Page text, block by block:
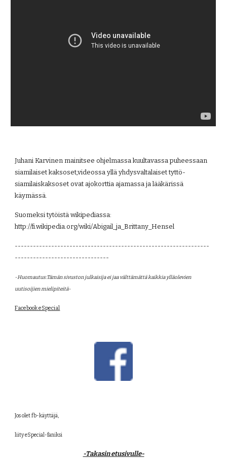
Juhani Karvinen mainitsee ohjelmassa kuultavassa puheessaan
siamilaiset kaksoset,videossa yllä yhdysvaltalaiset tyttö-
siamilaiskaksoset ovat ajokorttia ajamassa ja lääkärissä
käymässä.
Suomeksi tytöistä wikipediassa:
http://fi.wikipedia.org/wiki/Abigail_ja_Brittany_Hensel
----------------------------------------------------------------
-------------------------------
-Huomautus:Tämän sivuston julkaisija ei jaa välttämättä kaikkia ylläolevien
uutisoijien mielipiteitä-
Facebook eSpecial
Jos olet fb-käyttäjä,
liity eSpecial-faniksi
-Takasin etusivulle-